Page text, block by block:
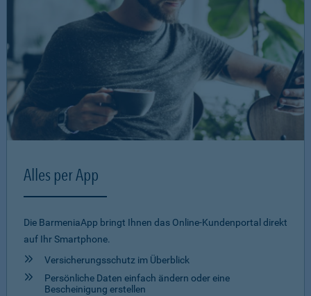
Alles per App
Die BarmeniaApp bringt Ihnen das Online-Kundenportal direkt
auf Ihr Smartphone.
Versicherungsschutz im Überblick
Persönliche Daten einfach ändern oder eine
Bescheinigung erstellen